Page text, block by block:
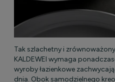
Tak szlachetny i
KALDEWEI wymaga
wyroby łazienkowe
dnia. Obok samodzielnego